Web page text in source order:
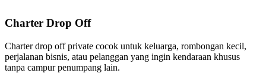
Charter Drop Off
Charter drop off private cocok untuk keluarga, rombongan kecil,
perjalanan bisnis, atau pelanggan yang ingin kendaraan khusus
tanpa campur penumpang lain.